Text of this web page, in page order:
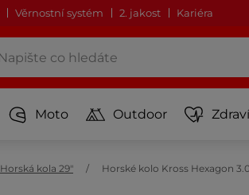
Věrnostní systém 2. jakost Kariéra
Moto Outdoor
Horská kola 29" Horské kolo Kross Hexagon